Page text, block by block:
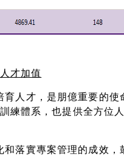
才加值
人才，是朋億重要的使
練體系，也提供全方位
落實專案管理的成效，